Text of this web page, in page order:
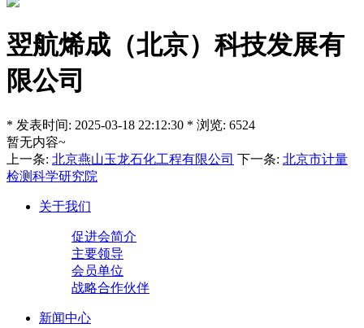
翌航烯成（北京）科技发展有
限公司
* 发表时间: 2025-03-18 22:12:30 * 浏览: 6524
暂无内容~
上一条: 北京燕山玉龙石化工程有限公司 下一条: 北京市计量
检测科学研究院
关于我们
促进会简介
主要领导
会员单位
战略合作伙伴
新闻中心